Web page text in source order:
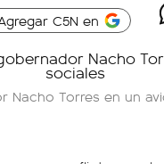
C5N en
Nacho Torres en un